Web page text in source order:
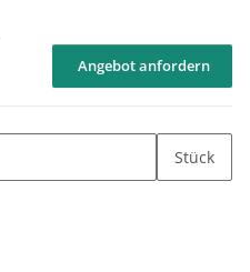
Angebot anfordern
Stück